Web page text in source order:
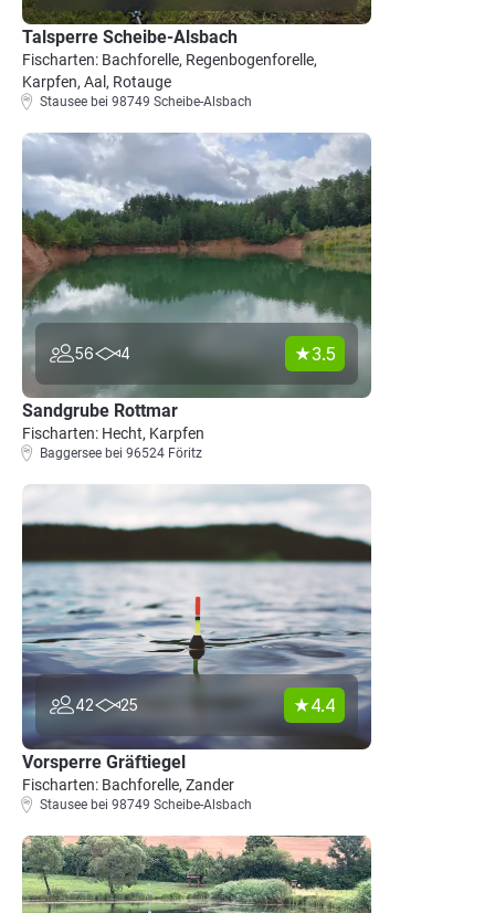
Talsperre Scheibe-Alsbach
Fischarten: Bachforelle, Regenbogenforelle,
Karpfen, Aal, Rotauge
Stausee bei 98749 Scheibe-Alsbach
56 4 3.5
Sandgrube Rottmar
Fischarten: Hecht, Karpfen
Baggersee bei 96524 Föritz
42 25 4.4
Vorsperre Gräftiegel
Fischarten: Bachforelle, Zander
Stausee bei 98749 Scheibe-Alsbach